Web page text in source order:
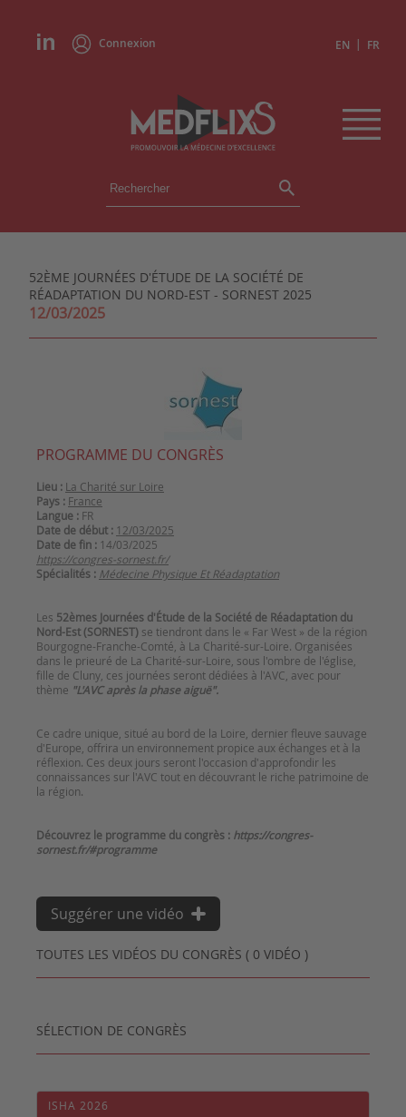
Connexion EN | FR
ÉVÉNEMENTS
INSTITUTIONS
CONGRÈS EN RÉSUMÉ
52ÈME JOURNÉES D'ÉTUDE DE LA SOCIÉTÉ DE
RÉADAPTATION DU NORD-EST - SORNEST 2025
12/03/2025
PROGRAMME DU CONGRÈS
Lieu : La Charité sur Loire
Pays : France
Langue : FR
Date de début : 12/03/2025
Date de fin : 14/03/2025
https://congres-sornest.fr/
Spécialités : Médecine Physique Et Réadaptation
Les 52èmes Journées d'Étude de la Société de Réadaptation du
Nord-Est (SORNEST) se tiendront dans le « Far West » de la région
Bourgogne-Franche-Comté, à La Charité-sur-Loire. Organisées
dans le prieuré de La Charité-sur-Loire, sous l'ombre de l'église,
fille de Cluny, ces journées seront dédiées à l'AVC, avec pour
thème
Ce cadre unique, situé au bord de la Loire, dernier fleuve sauvage
d'Europe, offrira un environnement propice aux échanges et à la
réflexion. Ces deux jours seront l'occasion d'approfondir les
connaissances sur l'AVC tout en découvrant le riche patrimoine de
la région.
Découvrez le programme du congrès : https://congres-
sornest.fr/#programme
TOUTES LES VIDÉOS DU CONGRÈS ( 0 VIDÉO )
Suggérer une vidéo
SÉLECTION DE CONGRÈS
ISHA 2026